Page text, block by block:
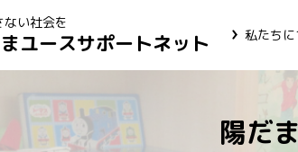
い社会を
ユースサポートネット 私たち
陽だ